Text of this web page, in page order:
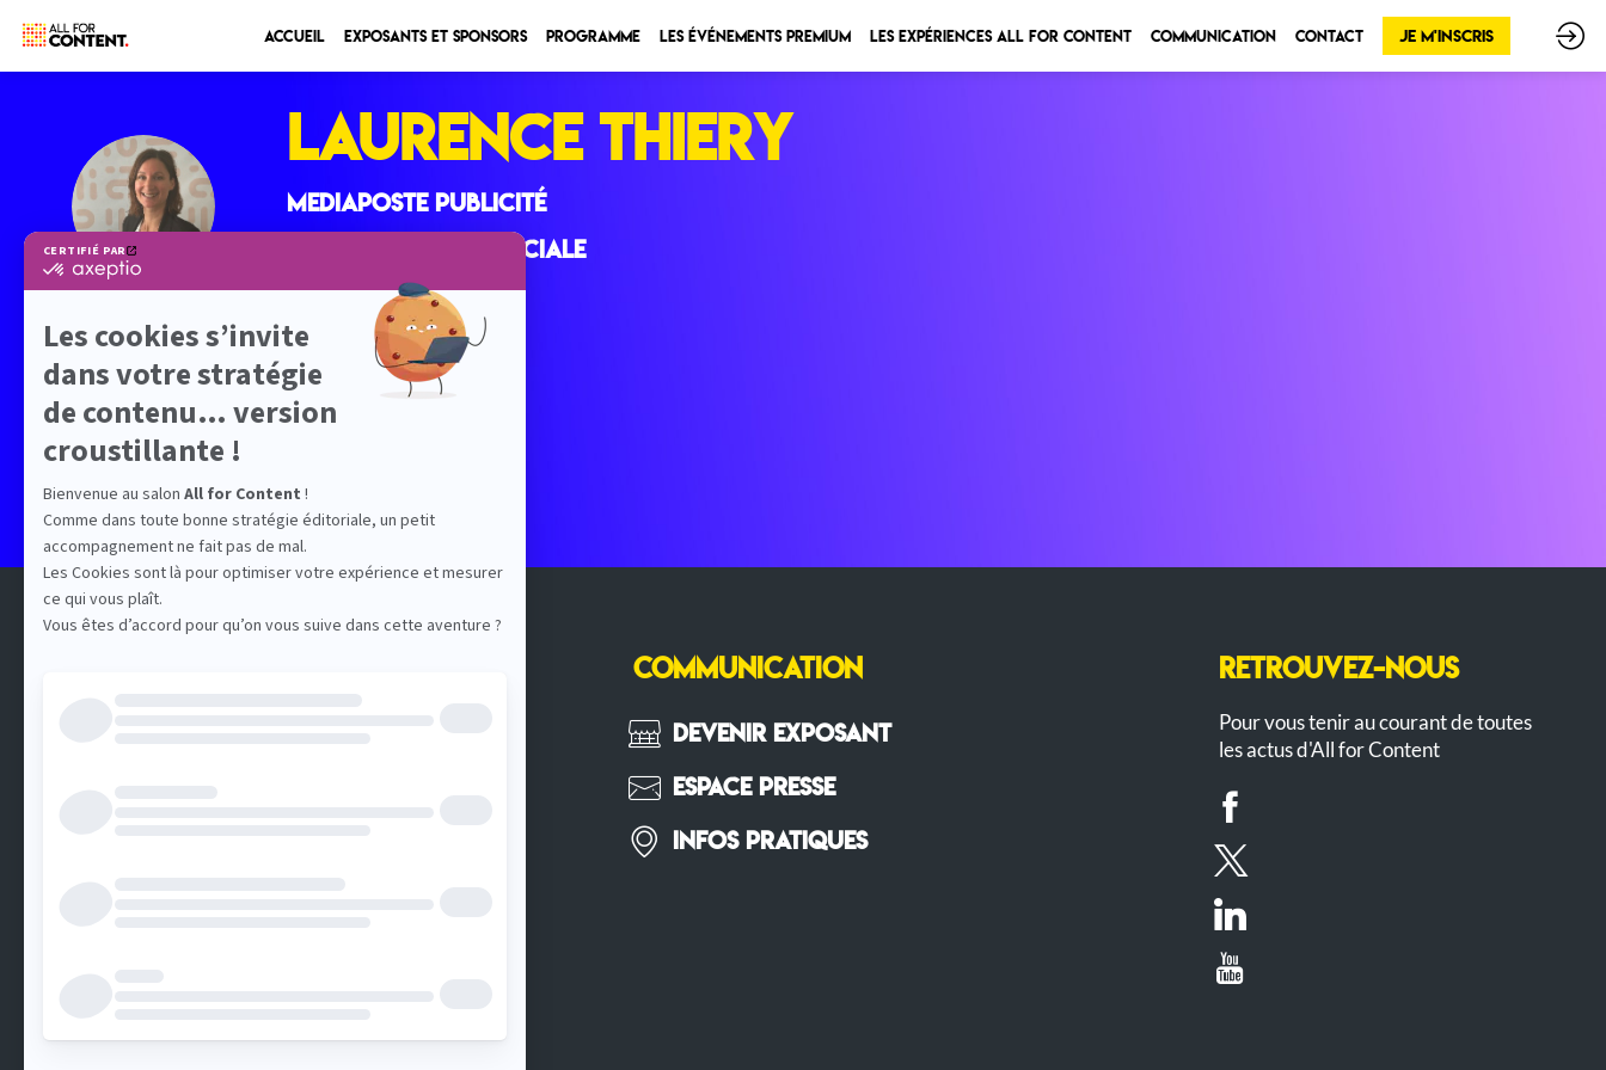
Accueil Exposants et sponsors Programme Les Événements Premium Les expériences All for Content Communication Contact Je m'inscris
LT
Laurence THIERY
MEDIAPOSTE PUBLICITÉ
Directrice commerciale
COMMUNICATION
Devenir Exposant
Espace Presse
Infos pratiques
RETROUVEZ-NOUS
Pour vous tenir au courant de toutes
les actus d'All for Content